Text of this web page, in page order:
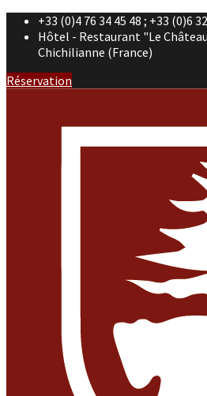
+33 (0)4 76 34 45 48 ; +33 (0)6
Hôtel - Restaurant "Le
Chichilianne (France)
Réservation